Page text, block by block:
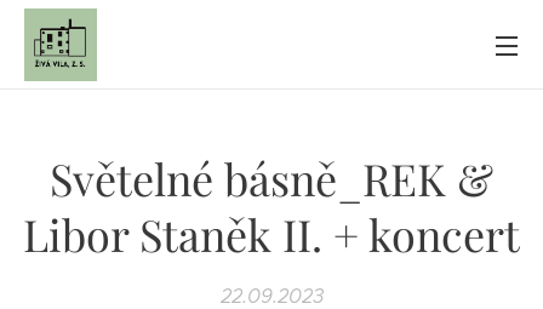
Světelné básně_REK &
Libor Staněk II. + koncert
22.09.2023